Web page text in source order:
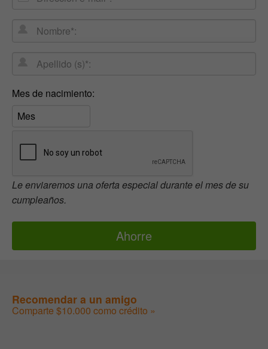
Nombre*:
Apellido
Mes
de
nacimiento:
Mes de nacimiento:
Le enviaremos una oferta especial durante el mes de su
cumpleaños.
Recomendar a un amigo
Comparte $10.000 como crédito »